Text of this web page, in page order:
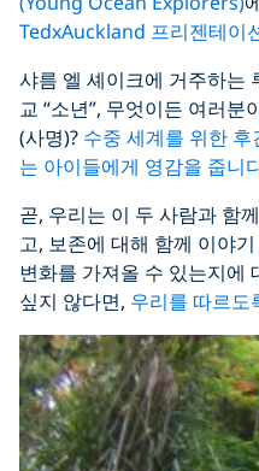
TedxAuckland 프리젠테이
샤름 엘 셰이크에 거주하는
교 “소년”, 무엇이든 여러분
(사명)? 수중 세계를 위한
는 아이들에게 영감을 줍니
곧, 우리는 이 두 사람과 함
고, 보존에 대해 함께 이야
변화를 가져올 수 있는지에
싶지 않다면, 우리를 따르도